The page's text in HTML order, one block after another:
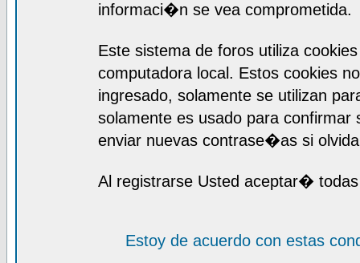
informaci�n se vea comprometida.
Este sistema de foros utiliza
computadora local. Estos cookies
ingresado, solamente se utilizan
solamente es usado para
enviar nuevas contrase�as si
Al registrarse Usted aceptar�
Estoy de acuerdo con estas